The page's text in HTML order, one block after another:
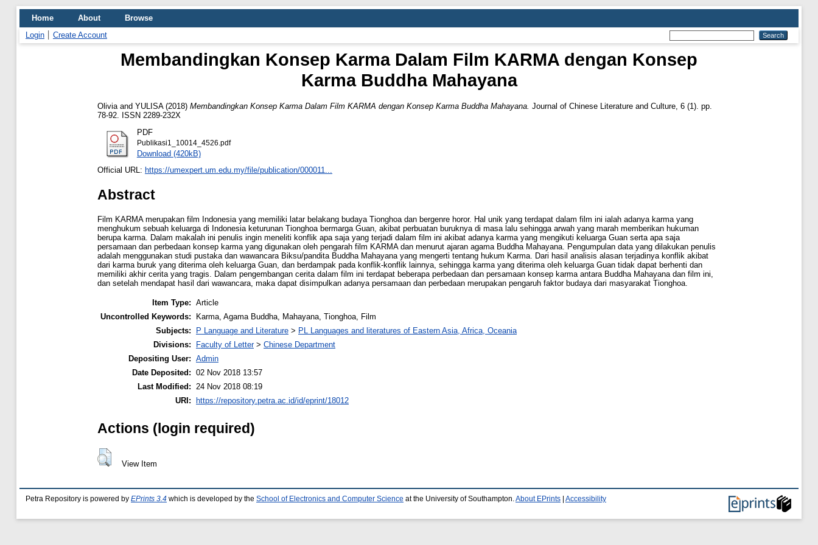
Home About
Browse
Login
Create Account
Membandingkan Konsep Karma Dalam Film KARMA dengan Konsep
Karma Buddha Mahayana
Olivia and YULISA(2018) Membandingkan Konsep Karma Dalam Film KARMA dengan Konsep Karma Buddha Mahayana. Journal of Chinese Literature and Culture, 6 (1). pp.
78-92. ISSN 2289-232X
PDF
Publikasi1_10014_4526.pdf
Download (420kB)
Official URL: https://umexpert.um.edu.my/file/publication/000011...
Abstract
Film KARMA merupakan film Indonesia yang memiliki latar belakang budaya Tionghoa dan bergenre horor. Hal unik yang terdapat dalam film ini ialah adanya karma yang
menghukum sebuah keluarga di Indonesia keturunan Tionghoa bermarga Guan, akibat perbuatan buruknya di masa lalu sehingga arwah yang marah memberikan hukuman
berupa karma. Dalam makalah ini penulis ingin meneliti konflik apa saja yang terjadi dalam film ini akibat adanya karma yang mengikuti keluarga Guan serta apa saja
persamaan dan perbedaan konsep karma yang digunakan oleh pengarah film KARMA dan menurut ajaran agama Buddha Mahayana. Pengumpulan data yang dilakukan penulis
adalah menggunakan studi pustaka dan wawancara Biksu/pandita Buddha Mahayana yang mengerti tentang hukum Karma. Dari hasil analisis alasan terjadinya konflik akibat
dari karma buruk yang diterima oleh keluarga Guan, dan berdampak pada konflik-konflik lainnya, sehingga karma yang diterima oleh keluarga Guan tidak dapat berhenti dan
memiliki akhir cerita yang tragis. Dalam pengembangan cerita dalam film ini terdapat beberapa perbedaan dan persamaan konsep karma antara Buddha Mahayana dan film ini,
dan setelah mendapat hasil dari wawancara, maka dapat disimpulkan adanya persamaan dan perbedaan merupakan pengaruh faktor budaya dari masyarakat Tionghoa.
Item Type: Article
Uncontrolled Keywords:
Karma, Agama Buddha, Mahayana, Tionghoa, Film
Subjects:
P Language and Literature > PL Languages and literatures of Eastern Asia, Africa, Oceania
Divisions:
Faculty of Letter> Chinese Department
Depositing User: Admin
Date Deposited: 02 Nov 2018 13:57
Last Modified: 24 Nov 2018 08:19
URI:
https://repository.petra.ac.id/id/eprint/18012
Actions (login required)
View Item
Petra Repository is powered by EPrints 3.4 which is developed by the School of Electronics and Computer Science at the University of Southampton.About EPrints Accessibility